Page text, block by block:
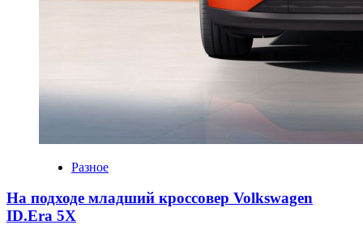
Разное
На подходе младший кроссовер Volkswagen
ID.Era 5X